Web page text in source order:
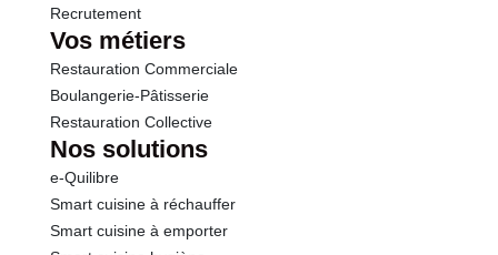
Recrutement
Vos métiers
Restauration Commerciale
Boulangerie-Pâtisserie
Restauration Collective
Nos solutions
e-Quilibre
Smart cuisine à réchauffer
Smart cuisine à emporter